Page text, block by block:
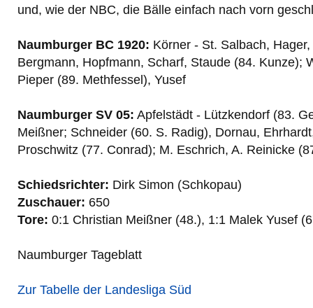
und, wie der NBC, die Bälle einfach nach vorn
Naumburger BC 1920: Körner - St. Salbach,
Bergmann, Hopfmann, Scharf, Staude (84. Kunze);
Pieper (89. Methfessel), Yusef
Naumburger SV 05: Apfelstädt - Lützkendorf (83.
Meißner; Schneider (60. S. Radig), Dornau,
Proschwitz (77. Conrad); M. Eschrich, A. Reinicke
Schiedsrichter: Dirk Simon (Schkopau)
Zuschauer: 650
Tore: 0:1 Christian Meißner (48.), 1:1 Malek Yusef
Naumburger Tageblatt
Zur Tabelle der Landesliga Süd